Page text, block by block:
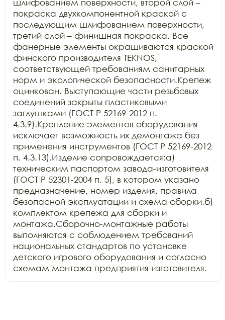
шлифованием поверхности, второй слой –
покраска двухкомпонентной краской с
последующим шлифованием поверхности,
третий слой – финишная покраска. Все
фанерные элементы окрашиваются краской
финского производителя TEKNOS,
соответствующей требованиям санитарных
норм и экологической безопасности.Крепеж
оцинкован. Выступающие части резьбовых
соединений закрыты пластиковыми
заглушками (ГОСТ Р 52169-2012 п.
4.3.9).Крепление элементов оборудования
исключает возможность их демонтажа без
применения инструментов (ГОСТ Р 52169-2012
п. 4.3.13).Изделие сопровождается:а)
техническим паспортом завода-изготовителя
(ГОСТ Р 52301-2004 п. 5), в котором указано
предназначение, номер изделия, правила
безопасной эксплуатации и схема сборки.б)
комплектом крепежа для сборки и
монтажа.Сборочно-монтажные работы
выполняются с соблюдением требований
национальных стандартов по установке
детского игрового оборудования и согласно
схемам монтажа предприятия-изготовителя.